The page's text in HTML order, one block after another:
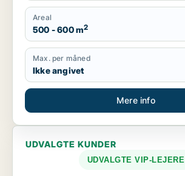
Areal
500 - 600 m2
Max. per måned
Ikke angivet
Mere info
UDVALGTE KUNDER
UDVALGTE VIP-LEJERE